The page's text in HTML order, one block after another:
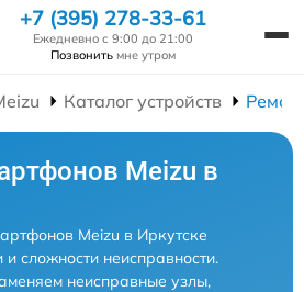
+7 (395) 278-33-61
Ежедневно с 9:00 до 21:00
Позвонить мне утром
Каталог устройств
Meizu в
Meizu в Иркутске
сложности неисправности.
неисправные узлы,